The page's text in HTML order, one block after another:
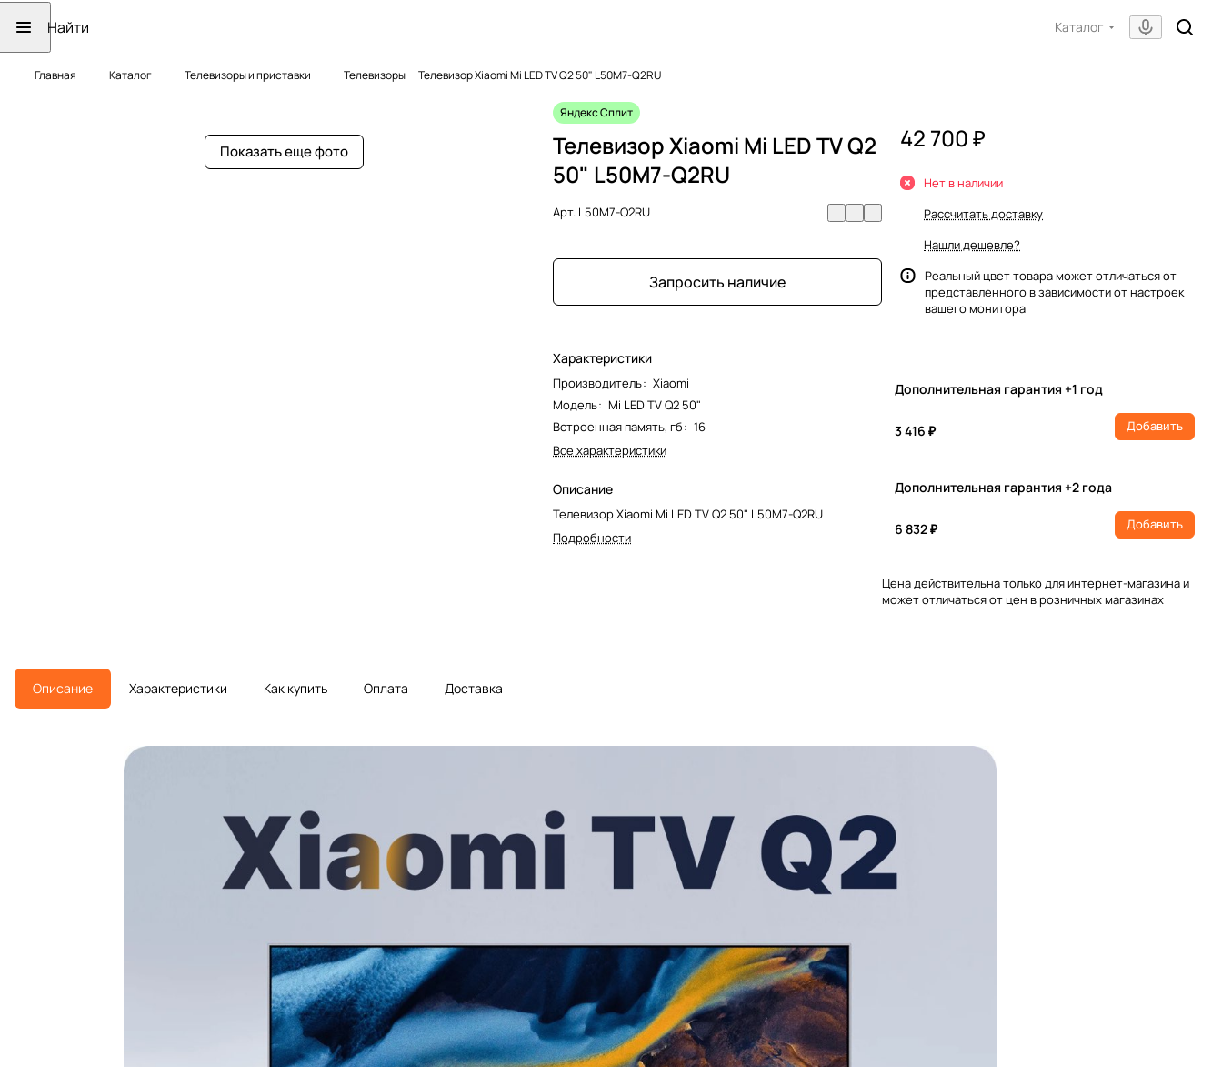
Каталог
Главная Каталог Телевизоры и приставки Телевизоры Телевизор Xiaomi Mi LED TV Q2 50" L50M7-Q2RU
Показать еще фото
Яндекс Сплит
Телевизор Xiaomi Mi LED TV Q2
50" L50M7-Q2RU
Арт. L50M7-Q2RU
Запросить наличие
Характеристики
Производитель: Xiaomi
Модель: Mi LED TV Q2 50"
Встроенная память, гб: 16
Все характеристики
Описание
Телевизор Xiaomi Mi LED TV Q2 50" L50M7-Q2RU
Подробности
42 700 ₽
Нет в наличии
Рассчитать доставку
Нашли дешевле?
Реальный цвет товара может отличаться от
представленного в зависимости от настроек
вашего монитора
Дополнительная гарантия +1 год
3 416 ₽ Добавить
Дополнительная гарантия +2 года
6 832 ₽ Добавить
Цена действительна только для интернет-магазина и
может отличаться от цен в розничных магазинах
Описание Характеристики Как купить Оплата Доставка